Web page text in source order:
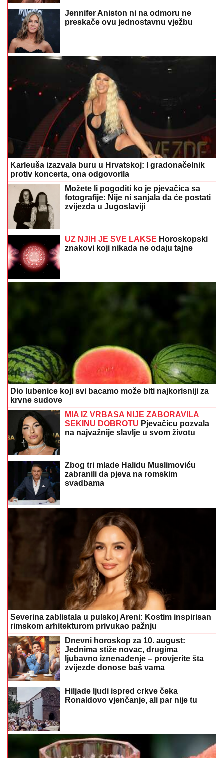
Jennifer Aniston ni na odmoru ne
preskače ovu jednostavnu vježbu
Karleuša izazvala buru u Hrvatskoj: I gradonačelnik
protiv koncerta, ona odgovorila
Možete li pogoditi ko je pjevačica sa
fotografije: Nije ni sanjala da će postati
zvijezda u Jugoslaviji
UZ NJIH JE SVE LAKŠE Horoskopski
znakovi koji nikada ne odaju tajne
Dio lubenice koji svi bacamo može biti najkorisniji za
krvne sudove
MIA IZ VRBASA NIJE ZABORAVILA
SEKINU DOBROTU Pjevačicu pozvala
na najvažnije slavlje u svom životu
Zbog tri mlade Halidu Muslimoviću
zabranili da pjeva na romskim
svadbama
Severina zablistala u pulskoj Areni: Kostim inspirisan
rimskom arhitekturom privukao pažnju
Dnevni horoskop za 10. august:
Jednima stiže novac, drugima
ljubavno iznenađenje – provjerite šta
zvijezde donose baš vama
Hiljade ljudi ispred crkve čeka
Ronaldovo vjenčanje, ali par nije tu